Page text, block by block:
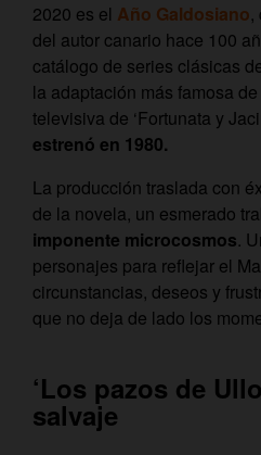
2020 es el Año Galdosiano,
del autor canario hace 100
catálogo de series clásicas
la adaptación más famosa
televisiva de ‘Fortunata y
estrenó en 1980.
La producción traslada con
de la novela, un esmerado
imponente microcosmos.
personajes para reflejar el
circunstancias, deseos y
que no deja de lado los
‘Los pazos de
salvaje